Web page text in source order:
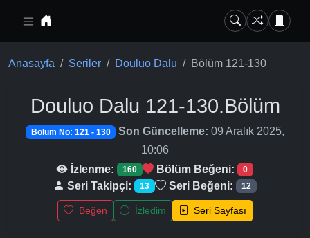
Anasayfa Seriler Douluo Dalu Bölüm 121-130
Douluo Dalu 121-130.Bölüm
Bölüm No: 121 - 130 Son Güncelleme: 09 Aralık 2025,
10:06
İzlenme:
160 Bölüm Beğeni: 0
Seri Takipçi: 13 Seri Beğeni: 12
Beğen İzledim Seri Sayfası